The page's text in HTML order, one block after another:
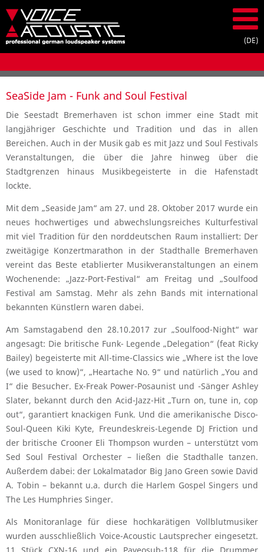
SeaSide Jam - Funk and Soul Festival
Die Seestadt Bremerhaven ist schon immer eine Stadt mit
langjähriger Geschichte und Tradition und das in allen
Bereichen. Auch in der Musik gab es mit Jazz und Soul Festivals
Veranstaltungen, die über die Jahre hinweg über die
Stadtgrenzen hinaus Musikbegeisterte in die Hafenstadt
lockte.
Mit dem „Seaside Jam“ am 27. und 28. Oktober 2017 wurde ein
neues hochwertiges und abwechslungsreiches Kulturfestival
mit viel Tradition für den norddeutschen Raum installiert: Der
zweitägige Konzertmarathon in der Stadthalle Bremerhaven
vereint das Beste etablierter Musikveranstaltungen an einem
Wochenende: „Jazz-Port-Festival“ am Freitag und „Soulfood
Festival am Samstag. Mehr als zehn Bands mit international
bekannten Künstlern waren dabei.
Am Samstagabend den 28.10.2017 zur „Soulfood-Night“ war
angesagt: Die britische Funk- Legende „Delegation“ (feat Ricky
Bailey) begeisterte mit All-time-Classics wie „Where ist the love
(we used to know)“, „Heartache No. 9“ und natürlich „You and
I“ die Besucher. Ex-Freak Power-Posaunist und -Sänger Ashley
Slater, bekannt durch den Acid-Jazz-Hit „Turn on, tune in, cop
out“, garantiert knackigen Funk. Und die amerikanische Disco-
Soul-Queen Kiki Kyte, Freundeskreis-Legende DJ Friction und
der britische Crooner Eli Thompson wurden – unterstützt vom
Sed Soul Festival Orchester – ließen die Stadthalle tanzen.
Außerdem dabei: der Lokalmatador Big Jano Green sowie David
A. Tobin – bekannt u.a. durch die Harlem Gospel Singers und
The Les Humphries Singer.
Als Monitoranlage für diese hochkarätigen Vollblutmusiker
wurden ausschließlich Voice-Acoustic Lautsprecher eingesetzt.